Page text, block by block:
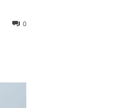
0